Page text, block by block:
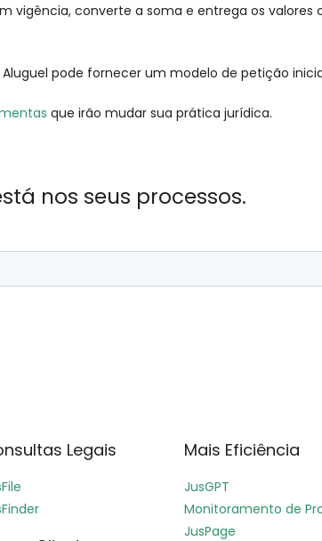
vigência, converte a soma e entrega os
pode fornecer um modelo de petição
que irão mudar sua prática jurídica.
nos seus processos.
Legais Mais Eficiência
JusGPT
Monitoramento de
JusPage